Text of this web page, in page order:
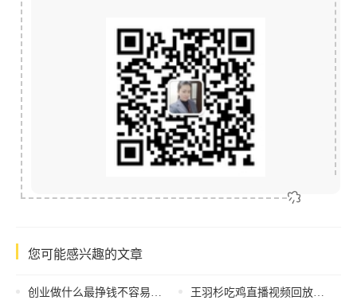
您可能感兴趣的文章
创业做什么最挣钱不容易亏本，创业做什么最挣钱不容易亏本的
王羽杉吃鸡直播视频回放在哪看，王羽杉吃鸡直播视频回放在线观看？